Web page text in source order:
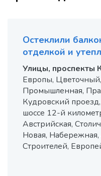
Остеклили
отделкой и
Улицы, проспекты
Европы,
Промышленная,
Кудровский
шоссе 12-й
Австрийская,
Новая, Набережная,
Строителей,